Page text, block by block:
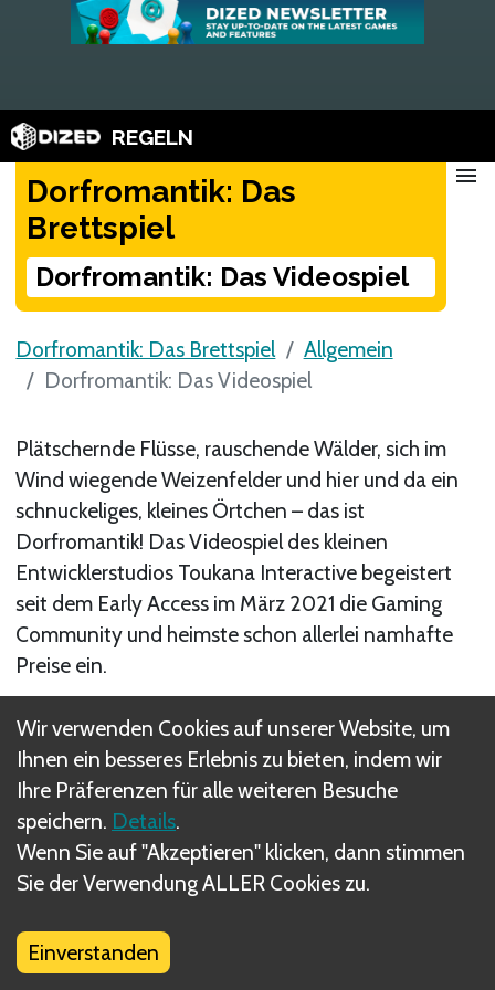
REGELN
Dorfromantik: Das
Brettspiel
Dorfromantik: Das Videospiel
menu
Dorfromantik: Das Brettspiel
Allgemein
Dorfromantik: Das Videospiel
Plätschernde Flüsse, rauschende Wälder, sich im
Wind wiegende Weizenfelder und hier und da ein
schnuckeliges, kleines Örtchen – das ist
Dorfromantik! Das Videospiel des kleinen
Entwicklerstudios Toukana Interactive begeistert
seit dem Early Access im März 2021 die Gaming
Community und heimste schon allerlei namhafte
Preise ein.
Das Spiel zurücksetzen
Wir verwenden Cookies auf unserer Website, um
Ihnen ein besseres Erlebnis zu bieten, indem wir
Ihre Präferenzen für alle weiteren Besuche
speichern. Details.
Wenn Sie auf "Akzeptieren" klicken, dann stimmen
Sie der Verwendung ALLER Cookies zu.
Einverstanden